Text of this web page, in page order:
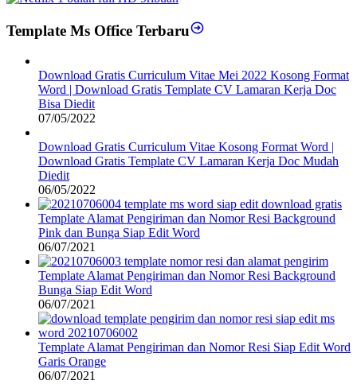
Template Ms Office Terbaru
Download Gratis Curriculum Vitae Mei 2022 Kosong Format
Word | Download Gratis Template CV Lamaran Kerja Doc
Bisa Diedit
07/05/2022
Download Gratis Curriculum Vitae Kosong Format Word |
Download Gratis Template CV Lamaran Kerja Doc Mudah
Diedit
06/05/2022
Template Alamat Pengiriman dan Nomor Resi Background
Pink dan Bunga Siap Edit Word
06/07/2021
Template Alamat Pengiriman dan Nomor Resi Background
Bunga Siap Edit Word
06/07/2021
Template Alamat Pengiriman dan Nomor Resi Siap Edit Word
Garis Orange
06/07/2021